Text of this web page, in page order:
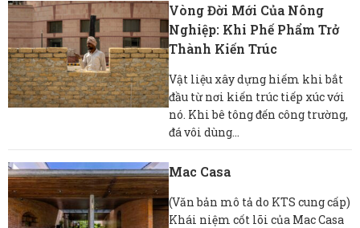
Vòng Đời Mới Của Nông
Nghiệp: Khi Phế Phẩm Trở
Thành Kiến Trúc
Vật liệu xây dựng hiếm khi bắt
đầu từ nơi kiến ​​trúc tiếp xúc với
nó. Khi bê tông đến công trường,
đá vôi dùng...
Mac Casa
(Văn bản mô tả do KTS cung cấp)
Khái niệm cốt lõi của Mac Casa